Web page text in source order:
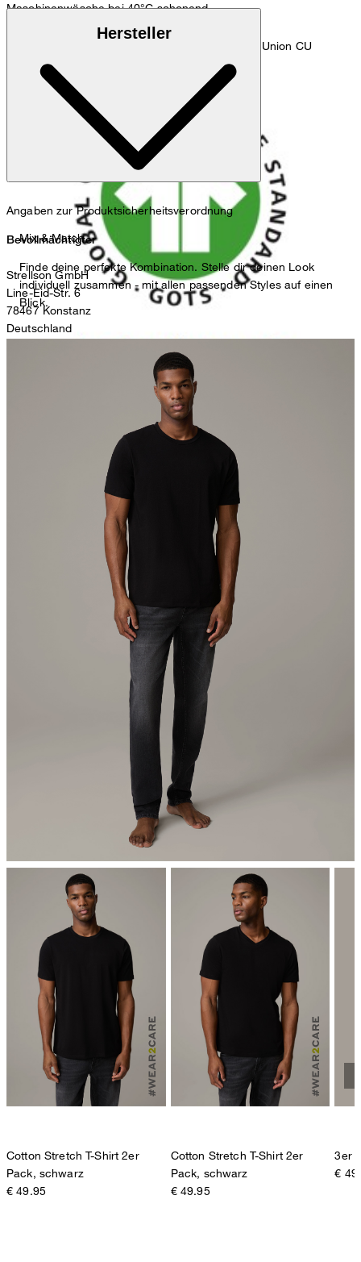
Maschinenwäsche bei 40°C schonend
nicht Trommeltrocknen
Bügeln bei geringer Temperatur
Made with organic materials Certified by Control Union CU
1045668
Der Global Organic Textile Standard (GOTS) ist weltweit als
führender Verarbeitungsstandard für Textilien aus Bio-Fasern
anerkannt. Er definiert hohe Umweltkriterien entlang der
gesamten Lieferkette von Bio-Textilien und fordert auch die
Einhaltung sozialer Kriterien. Wir sind GOTS-zertifiziert, was den
Gehalt an biologisch angebauten Materialien verifiziert und von
der Quelle bis zum Endprodukt verfolgt.
Alle Informationen zu nachhaltigen Produkten
Hersteller
Angaben zur Produktsicherheitsverordnung
Bevollmächtigter
Strellson GmbH
Line-Eid-Str. 6
78467 Konstanz
Deutschland
Sonnenwiesenstrasse 21
Mix & Match
Finde deine perfekte Kombination. Stelle dir deinen Look
individuell zusammen - mit allen passenden Styles auf einen
Blick.
Cotton Stretch T-Shirt 2er
Pack, schwarz
€ 49.95
Cotton Stretch T-Shirt 2er
Pack, schwarz
€ 49.95
3er
€